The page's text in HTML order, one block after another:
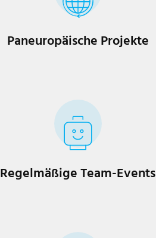
Paneuropäische Projekte
Regelmäßige Team-Events